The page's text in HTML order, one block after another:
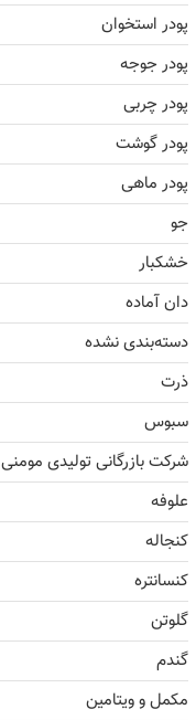
پودر استخوان
پودر جوجه
پودر چربی
پودر گوشت
پودر ماهی
جو
خشکبار
دان آماده
دسته‌بندی نشده
ذرت
سبوس
شرکت بازرگانی تولیدی مومنی
علوفه
کنجاله
کنسانتره
گلوتن
گندم
مکمل و ویتامین